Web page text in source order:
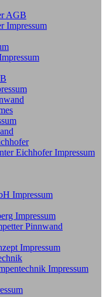
AGB
Impressum
Eichhofer Impressum
Impressum
Impressum
Pinnwand
Impressum
Impressum